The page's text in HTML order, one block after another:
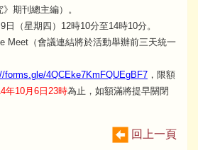
》期刊總主編）。
日（星期四）12時10分至14時10分。
Meet（會議連結將於活動舉辦前三天統一
forms.gle/4QCEke7KmFQUEgBF7 ，限額
年10月6日23時為止，如額滿將提早關閉
回上一頁